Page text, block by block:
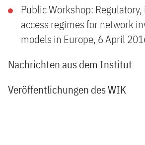
Public Workshop:
access regimes for network
models in Europe, 6 April
Nachrichten aus dem Institut
Veröffentlichungen des WIK